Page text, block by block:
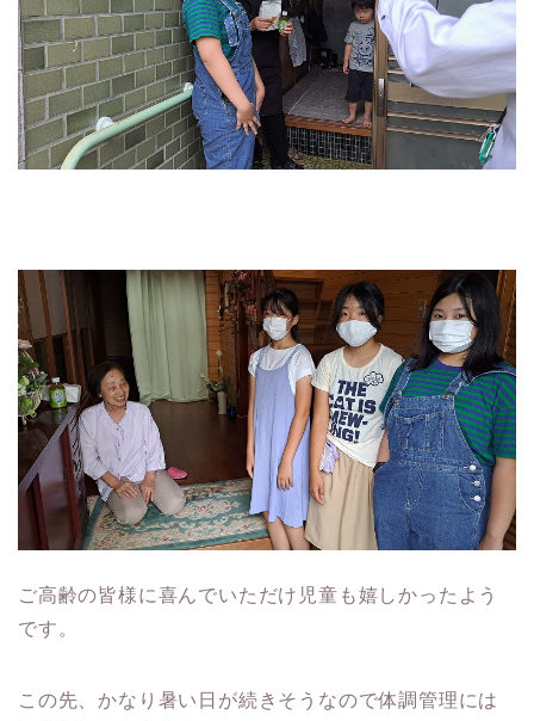
ご高齢の皆様に喜んでいただけ児童も嬉しかったよう
です。
この先、かなり暑い日が続きそうなので体調管理には